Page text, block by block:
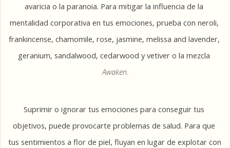
avaricia o la paranoia. Para mitigar la influencia de la
mentalidad corporativa en tus emociones, prueba con neroli,
frankincense, chamomile, rose, jasmine, melissa and lavender,
geranium, sandalwood, cedarwood y vetiver o la mezcla
Awaken.
Suprimir o ignorar tus emociones para conseguir tus
objetivos, puede provocarte problemas de salud. Para que
tus sentimientos a flor de piel, fluyan en lugar de explotar con